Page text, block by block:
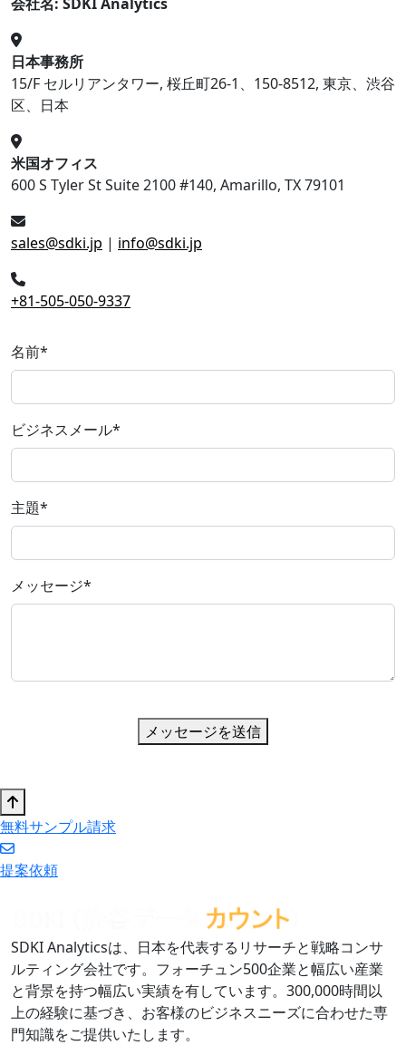
日本事務所
15/F セルリアンタワー, 桜丘町26-1、150-8512, 東京、渋谷
区、日本
米国オフィス
600 S Tyler St Suite 2100 #140, Amarillo, TX 79101
sales@sdki.jp | info@sdki.jp
+81-505-050-9337
名前*
ビジネスメール*
主題*
メッセージ*
メッセージを送信
無料サンプル請求
提案依頼
SDKI Analyticsは、日本を代表するリサーチと戦略コンサ
ルティング会社です。フォーチュン500企業と幅広い産業
と背景を持つ幅広い実績を有しています。300,000時間以
上の経験に基づき、お客様のビジネスニーズに合わせた専
門知識をご提供いたします。